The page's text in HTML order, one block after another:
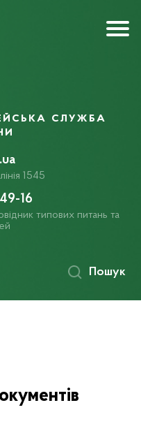
1545
служба
16
типових питань та
Пошук